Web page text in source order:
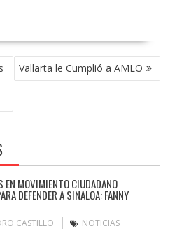
Vallarta le Cumplió a AMLO
EN MOVIMIENTO CIUDADANO
DEFENDER A SINALOA: FANNY
CASTILLO
NOTICIAS